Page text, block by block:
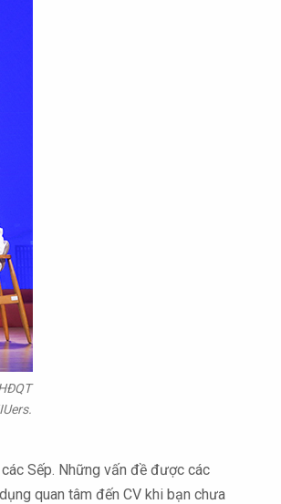
Sếp. Những vấn đề được các
quan tâm đến CV khi bạn chưa